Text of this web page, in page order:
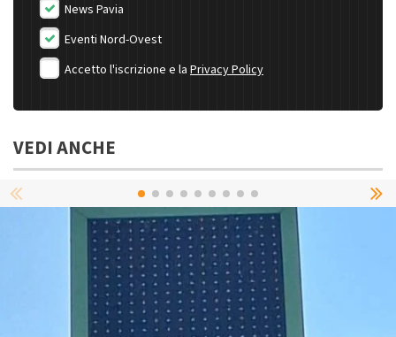
News Pavia
Eventi Nord-Ovest
Accetto l'iscrizione e la Privacy Policy
VEDI ANCHE